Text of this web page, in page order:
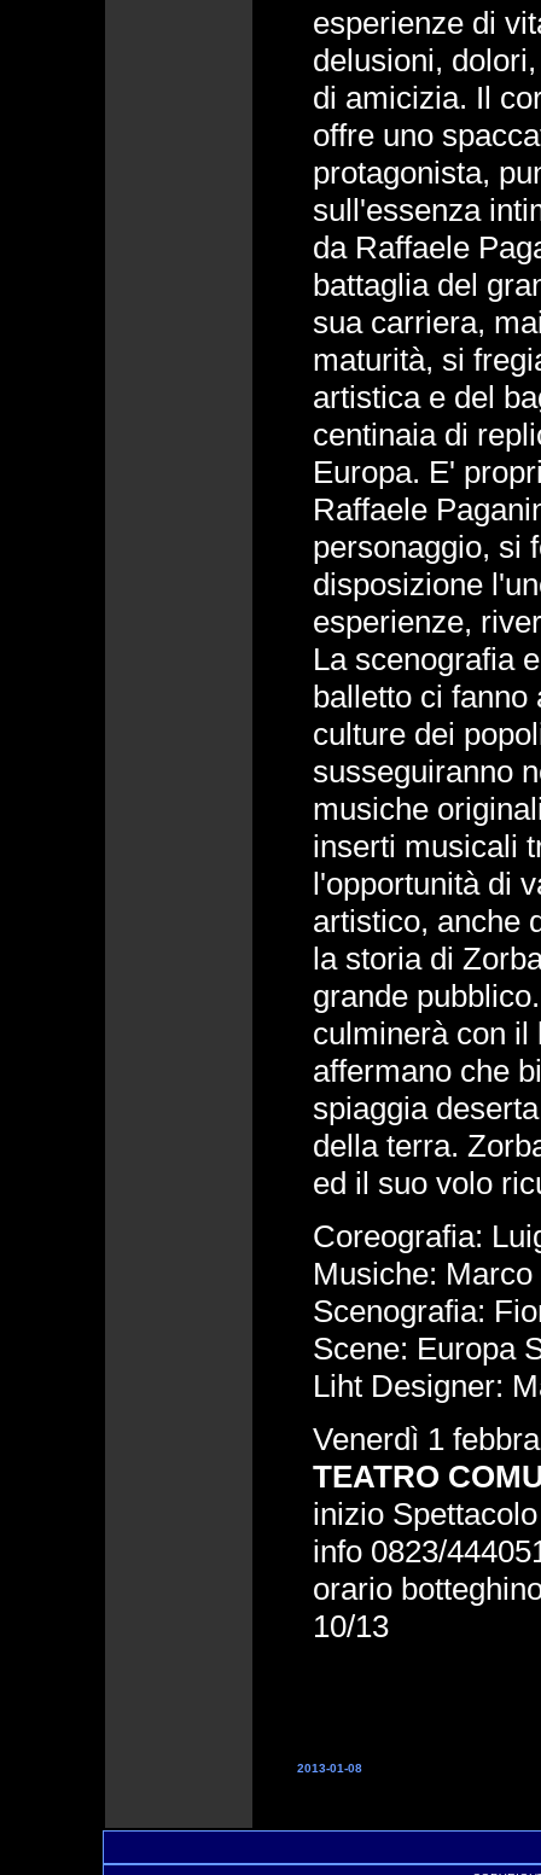
esperienze di
delusioni,
di amicizia. Il
offre uno
protagonista,
sull'essenza
da Raffaele
battaglia del
sua carriera,
maturità, si
artistica e del
centinaia di
Europa. E'
Raffaele
personaggio, si
disposizione
esperienze,
La scenografia
balletto ci fanno
culture dei
susseguiranno
musiche
inserti musicali
l'opportunità di
artistico, anche
la storia di
grande
culminerà con il
affermano che
spiaggia
della terra.
ed il suo volo
Coreografia:
Musiche:
Scenografia:
Scene: Europa
Liht Designer:
Venerdì 1
TEATRO
inizio
info 0823/
orario
10/13
2013-01-08